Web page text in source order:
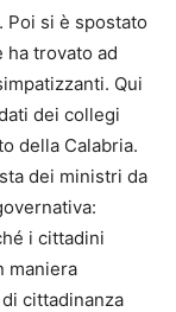
Poi si è spostato
ha trovato ad
Qui
dei collegi
della Calabria.
dei ministri da
i cittadini
maniera
cittadinanza